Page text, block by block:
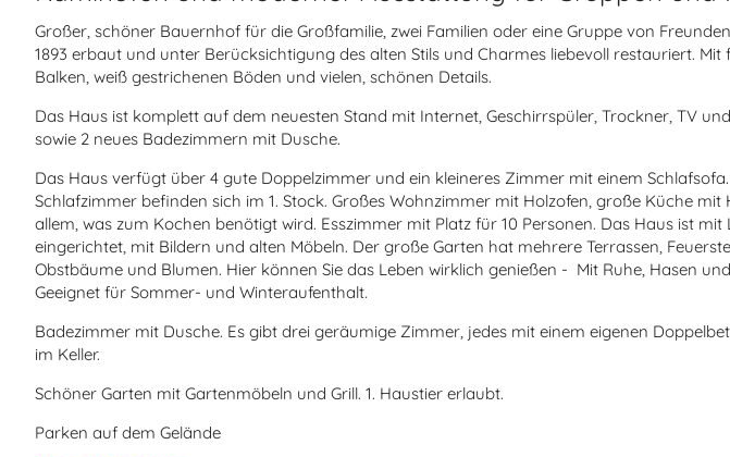
Großer, schöner Bauernhof für die Großfamilie, zwei Familien oder eine Gruppe von
1893 erbaut und unter Berücksichtigung des alten Stils und Charmes liebevoll restauriert. Mit
Balken, weiß gestrichenen Böden und vielen, schönen Details.
Das Haus ist komplett auf dem neuesten Stand mit Internet, Geschirrspüler, Trockner, TV
sowie 2 neues Badezimmern mit Dusche.
Das Haus verfügt über 4 gute Doppelzimmer und ein kleineres Zimmer mit einem
Schlafzimmer befinden sich im 1. Stock. Großes Wohnzimmer mit Holzofen, große Küche mit
allem, was zum Kochen benötigt wird. Esszimmer mit Platz für 10 Personen. Das Haus ist mit
eingerichtet, mit Bildern und alten Möbeln. Der große Garten hat mehrere Terrassen,
Obstbäume und Blumen. Hier können Sie das Leben wirklich genießen - Mit Ruhe, Hasen
Geeignet für Sommer- und Winteraufenthalt.
Badezimmer mit Dusche. Es gibt drei geräumige Zimmer, jedes mit einem eigenen
im Keller.
Schöner Garten mit Gartenmöbeln und Grill. 1. Haustier erlaubt.
Parken auf dem Gelände